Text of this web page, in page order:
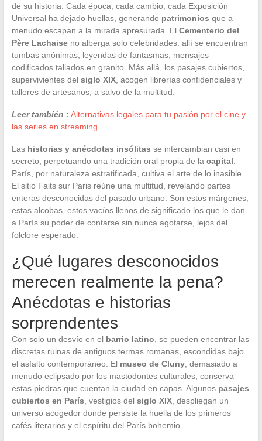
de su historia. Cada época, cada cambio, cada Exposición
Universal ha dejado huellas, generando patrimonios que a
menudo escapan a la mirada apresurada. El Cementerio del
Père Lachaiseno alberga solo celebridades: allí se encuentran
tumbas anónimas, leyendas de fantasmas, mensajes
codificados tallados en granito. Más allá, los pasajes cubiertos,
supervivientes del siglo XIX, acogen librerías confidenciales y
talleres de artesanos, a salvo de la multitud.
Leer también : Alternativas legales para tu pasión por el cine y
las series en streaming
Las historias y anécdotas insólitas se intercambian casi en
secreto, perpetuando una tradición oral propia de la capital
París, por naturaleza estratificada, cultiva el arte de lo inasible.
El sitio Faits sur Paris reúne una multitud, revelando partes
enteras desconocidas del pasado urbano. Son estos márgenes,
estas alcobas, estos vacíos llenos de significado los que le dan
a París su poder de contarse sin nunca agotarse, lejos del
folclore esperado.
¿Qué lugares desconocidos
merecen realmente la pena?
Anécdotas e historias
sorprendentes
Con solo un desvío en el barrio latino , se pueden encontrar las
discretas ruinas de antiguos termas romanas, escondidas bajo
el asfalto contemporáneo. El museo de Cluny, demasiado a
menudo eclipsado por los mastodontes culturales, conserva
estas piedras que cuentan la ciudad en capas. Algunos pasajes
cubiertos en París , vestigios del siglo XIX, despliegan un
universo acogedor donde persiste la huella de los primeros
cafés literarios y el espíritu del París bohemio.